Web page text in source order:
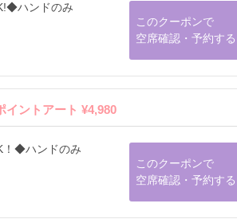
ハンドのみ
このクーポンで
空席確認・予約する
ントアート ¥4,980
◆ハンドのみ
このクーポンで
空席確認・予約する